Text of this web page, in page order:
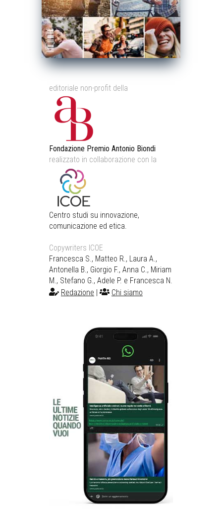
editoriale non-profit della
Fondazione Premio Antonio Biondi
realizzato in collaborazione con la
Centro studi su innovazione,
comunicazione ed etica.
Copywriters ICOE
Francesca S., Matteo R., Laura A.,
Antonella B., Giorgio F., Anna C., Miriam
M., Stefano G., Adele P. e Francesca N.
Redazione
Chi siamo